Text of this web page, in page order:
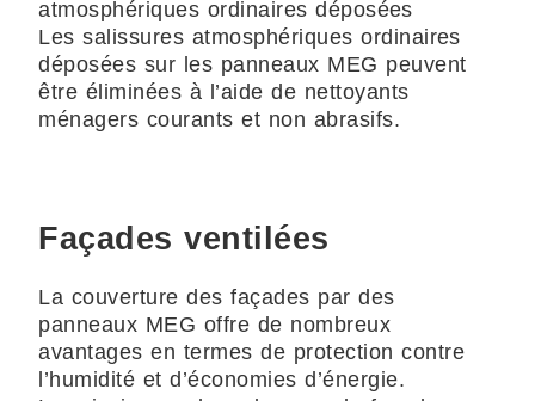
atmosphériques ordinaires déposées
Les salissures atmosphériques ordinaires
déposées sur les panneaux MEG peuvent
être éliminées à l’aide de nettoyants
ménagers courants et non abrasifs.
Façades ventilées
La couverture des façades par des
panneaux MEG offre de nombreux
avantages en termes de protection contre
l’humidité et d’économies d’énergie.